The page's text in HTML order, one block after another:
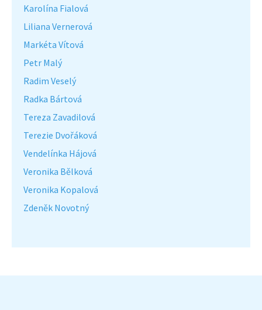
Karolína Fialová
Liliana Vernerová
Markéta Vítová
Petr Malý
Radim Veselý
Radka Bártová
Tereza Zavadilová
Terezie Dvořáková
Vendelínka Hájová
Veronika Bělková
Veronika Kopalová
Zdeněk Novotný